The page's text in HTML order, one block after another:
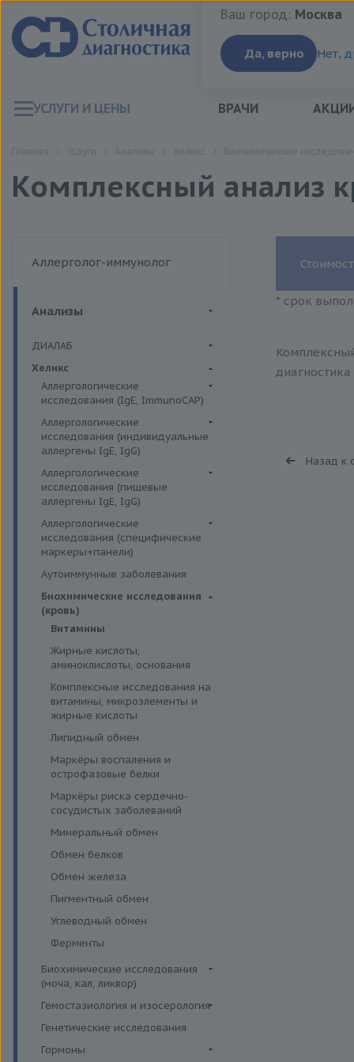
Ваш город:Москва
Ваш город: Москва
Да, верно Нет,
УСЛУГИ И ЦЕНЫ ВРАЧИ
Комплексный анализ
Аллерголог-иммунолог
Анализы
ДИАЛАБ
Биохимия крови
Хеликс
Аллергологические
исследования (IgE, ImmunoCAP)
Аллергены животных
Аллергены пыльцы
Бытовые аллергены
Пищевые аллегрены
Аллергологические
исследования (индивидуальные
аллергены IgE, IgG)
Аллергены гельминтов IgE
Аллергены деревьев IgE, IgG
Аллергены металлов IgE
Аллергены сорных трав IgE
Аллергены трав IgE
Бытовые аллергены IgE, IgG
Инсектные аллергены IgE
Лекарственные аллергены IgE,
IgG
Прочие аллергены IgE, IgG
Аллергологические
исследования (пищевые
аллергены IgE, IgG)
Пищевые аллегрены IgE
Пищевые аллегрены IgG
Аллергологические
исследования (специфические
маркеры+панели)
Неспецифические маркеры
аллергических реакций
Определение специфических
иммуноглобулинов класса G
иммуноглобулинов класса Е
Прогнозирование
эффективности АСИТ
Симптомные профили
Скрининговые исследования
Аутоиммунные заболевания
Биохимические исследования
(кровь)
Витамины
Жирные кислоты,
аминоклислоты, основания
Комплексные исследования на
витамины, микроэлементы и
жирные кислоты
Липидный обмен
Маркёры воспаления и
острофазовые белки
Маркёры риска сердечно-
сосудистых заболеваний
Минеральный обмен
Обмен белков
Обмен железа
Пигментный обмен
Углеводный обмен
Ферменты
Биохимические исследования
(моча, кал, ликвор)
Ликвор
Гемостазиология и изосерология
Гемостазиология
Иммуногематология
Генетические исследования
Гормоны
* срок
Назад к